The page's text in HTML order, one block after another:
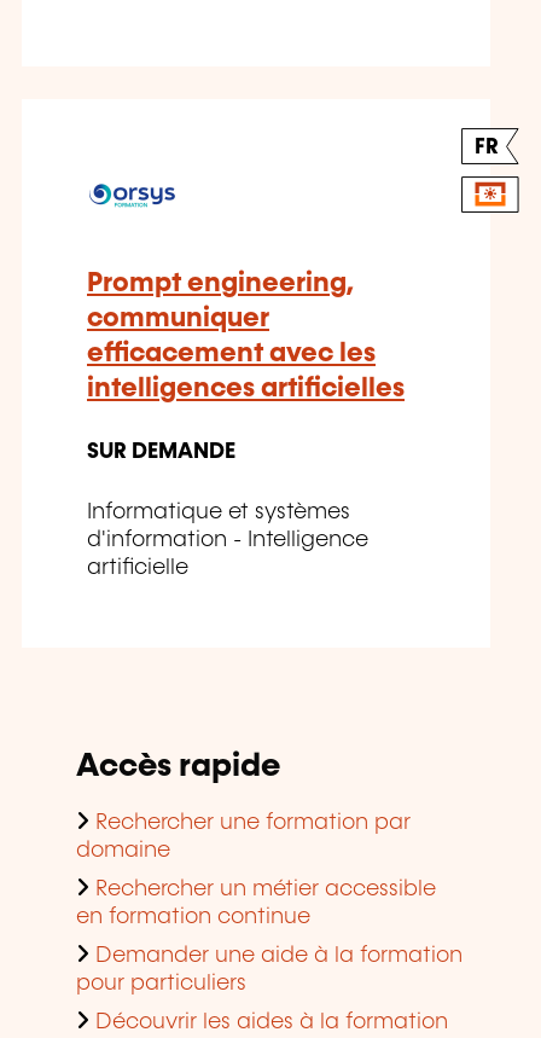
FR
Prompt engineering,
communiquer
efficacement avec les
intelligences artificielles
SUR DEMANDE
Informatique et systèmes
d'information - Intelligence
artificielle
Accès rapide
Rechercher une formation par
domaine
Rechercher un métier accessible
en formation continue
Demander une aide à la formation
pour particuliers
Découvrir les aides à la formation